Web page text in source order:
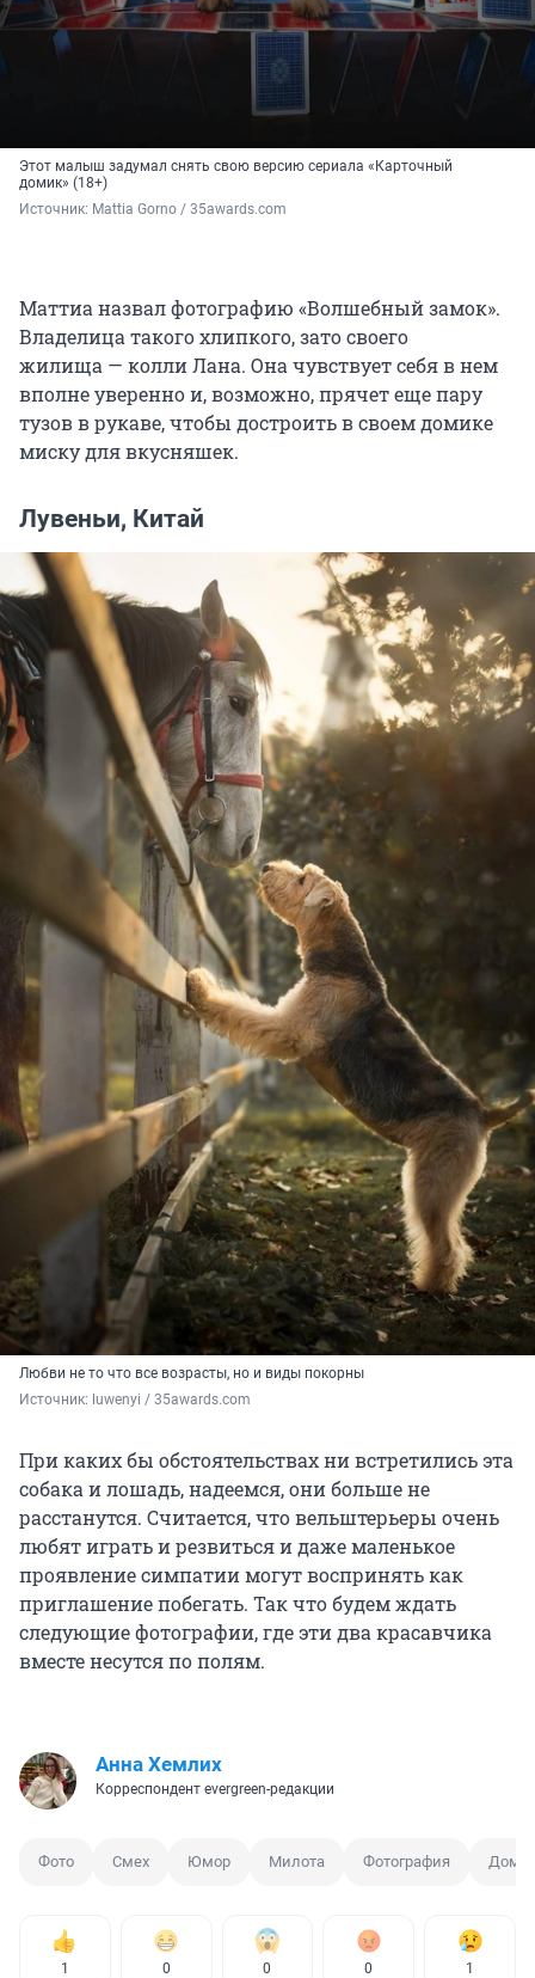
Этот малыш задумал снять свою версию сериала «Карточный
домик» (18+)
Источник: Mattia Gorno / 35awards.com
Маттиа назвал фотографию «Волшебный замок».
Владелица такого хлипкого, зато своего
жилища — колли Лана. Она чувствует себя в нем
вполне уверенно и, возможно, прячет еще пару
тузов в рукаве, чтобы достроить в своем домике
миску для вкусняшек.
Лувеньи, Китай
Любви не то что все возрасты, но и виды покорны
Источник: luwenyi / 35awards.com
При каких бы обстоятельствах ни встретились эта
собака и лошадь, надеемся, они больше не
расстанутся. Считается, что вельштерьеры очень
любят играть и резвиться и даже маленькое
проявление симпатии могут воспринять как
приглашение побегать. Так что будем ждать
следующие фотографии, где эти два красавчика
вместе несутся по полям.
Анна Хемлих
Корреспондент evergreen-редакции
Фото Смех Юмор Милота Фотография
1 0 0 0 1